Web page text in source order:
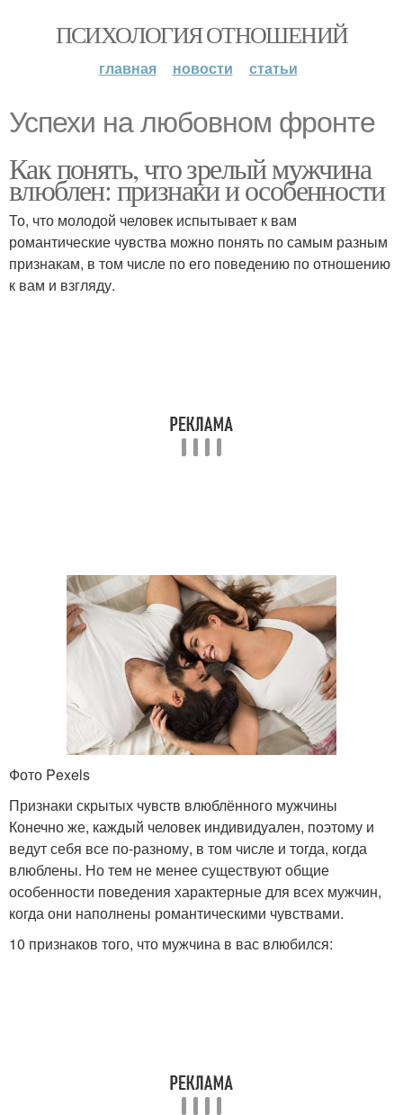
ПСИХОЛОГИЯ ОТНОШЕНИЙ
главная новости статьи
Успехи на любовном фронте
Как понять, что зрелый мужчина
влюблен: признаки и особенности
То, что молодой человек испытывает к вам
романтические чувства можно понять по самым разным
признакам, в том числе по его поведению по отношению
к вам и взгляду.
Фото Pexels
Признаки скрытых чувств влюблённого мужчины
Конечно же, каждый человек индивидуален, поэтому и
ведут себя все по-разному, в том числе и тогда, когда
влюблены. Но тем не менее существуют общие
особенности поведения характерные для всех мужчин,
когда они наполнены романтическими чувствами.
10 признаков того, что мужчина в вас влюбился: